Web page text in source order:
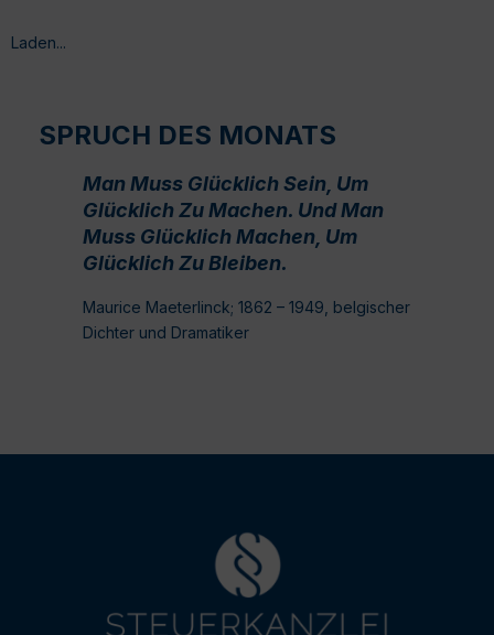
Laden...
SPRUCH DES MONATS
Man Muss Glücklich Sein, Um
Glücklich Zu Machen. Und Man
Muss Glücklich Machen, Um
Glücklich Zu Bleiben.
Maurice Maeterlinck; 1862 – 1949, belgischer
Dichter und Dramatiker